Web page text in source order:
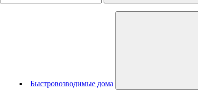
Быстровозводимые дома